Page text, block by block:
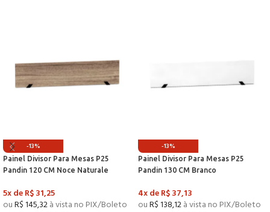
-13%
Painel Divisor Para Mesas P25
Pandin 120 CM Noce Naturale
5x deR$31,25
ouR$145,32à vista no PIX/Boleto
-13%
Painel Divisor Para Mesas P25
Pandin 130 CM Branco
4x deR$37,13
ouR$138,12à vista no PIX/Boleto